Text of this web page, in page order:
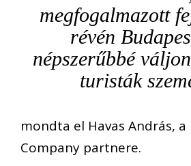
megfogalmazott
révén
népszerűbbé
turisták
mondta el Havas András, a
Company partnere.